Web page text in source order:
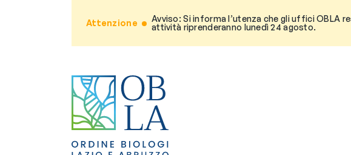
Attenzione
Avviso: Si informa l’utenza che gli uffici OBLA
attività riprenderanno lunedì 24 agosto.